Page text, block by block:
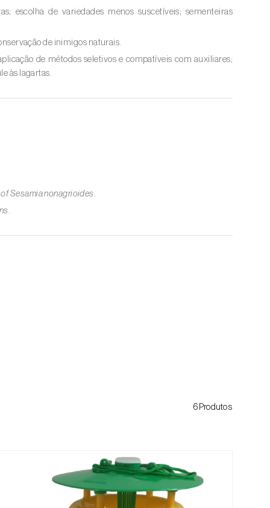
escolha de variedades menos suscetíveis; sementeiras
de inimigos naturais.
de métodos seletivos e compatíveis com auxiliares;
às lagartas.
Sesamia nonagrioides
6Produtos